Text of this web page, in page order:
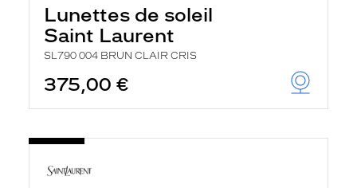
Lunettes de soleil
Saint Laurent
SL790 004 BRUN CLAIR CRIS
375,00 €